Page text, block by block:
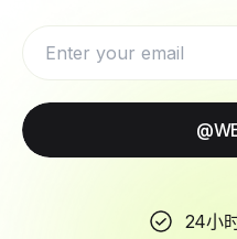
24小